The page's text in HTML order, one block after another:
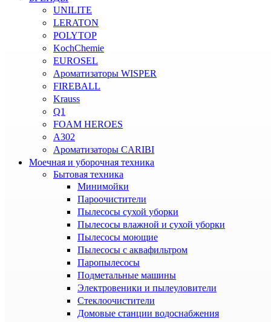
UNILITE
LERATON
POLYTOP
KochChemie
EUROSEL
Ароматизаторы WISPER
FIREBALL
Krauss
Q1
FOAM HEROES
A302
Ароматизаторы CARIBI
Моечная и уборочная техника
Бытовая техника
Минимойки
Пароочистители
Пылесосы сухой уборки
Пылесосы влажной и сухой уборки
Пылесосы моющие
Пылесосы с аквафильтром
Паропылесосы
Подметальные машины
Электровеники и пылеуловители
Стеклоочистители
Домовые станции водоснабжения